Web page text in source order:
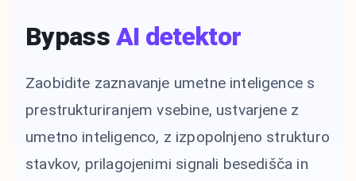
Bypass AI detektor
Zaobidite zaznavanje umetne inteligence s
prestrukturiranjem vsebine, ustvarjene z
umetno inteligenco, z izpopolnjeno strukturo
stavkov, prilagojenimi signali besedišča in